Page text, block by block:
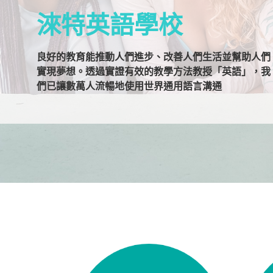
淶特英語學校
良好的教育能推動人們進步、改善人們生活並幫助人們
實現夢想。透過實證有效的教學方法教授「英語」，我
們已讓數萬人流暢地使用世界通用語言溝通